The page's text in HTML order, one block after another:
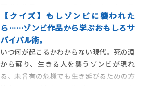
クターの会話をもとにしたクイズに答えて、
あなたも“春樹的”な立ち振る舞いを学んで
みましょう。 シティ・ボーイになりたい――。
そう考えたことはありま […]
【クイズ】もしゾンビに襲われた
ら……ゾンビ作品から学ぶおもしろサ
バイバル術。
いつ何が起こるかわからない現代。死の淵
から蘇り、生きる人を襲うゾンビが現れ
る、未曾有の危機でも生き延びるための方